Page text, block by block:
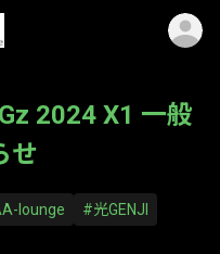
2024 X1 一般
せ
lounge #光GENJI